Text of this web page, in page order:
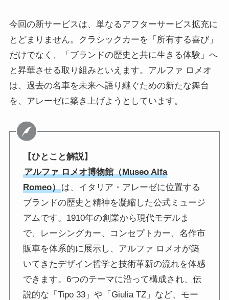
今回の新サービスは、単なるアフターサービス拡充に
とどまりません。クラシックカーを「所有する喜び」
だけでなく、「ブランドの歴史と共に生きる体験」へ
と昇華させる取り組みといえます。アルファ ロメオ
は、過去の名車を未来へ語り継ぐための新たな舞台
を、アレーゼに築き上げようとしています。
【ひとこと解説】
アルファ ロメオ博物館（Museo Alfa
Romeo）は、イタリア・アレーゼに位置する
ブランドの歴史と精神を凝縮した公式ミュージ
アムです。1910年の創業から現代モデルま
で、レーシングカー、コンセプトカー、名作市
販車を体系的に展示し、アルファ ロメオが築
いてきたデザイン哲学と技術革新の流れを体感
できます。6つのテーマに沿って構成され、伝
説的な「Tipo 33」や「Giulia TZ」など、モー